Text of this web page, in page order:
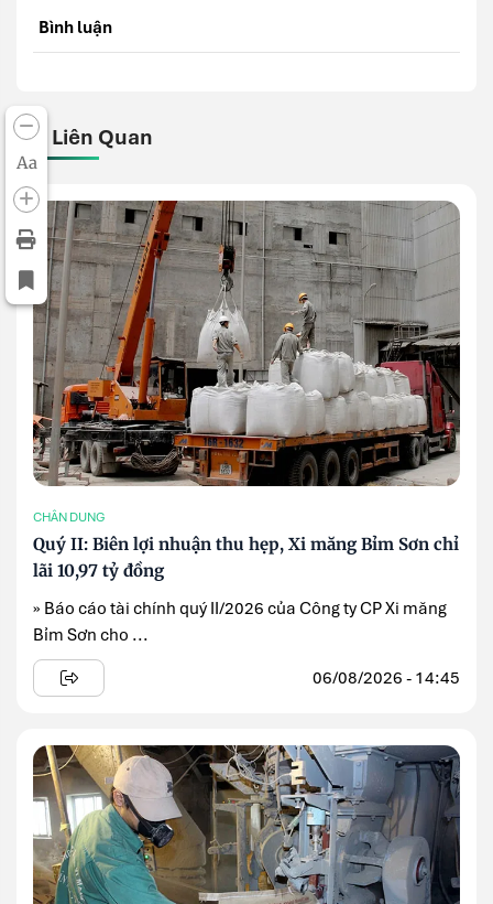
Aa
Bình luận
Bài Liên Quan
CHÂN DUNG
Quý II: Biên lợi nhuận thu hẹp, Xi măng Bỉm Sơn chỉ
lãi 10,97 tỷ đồng
» Báo cáo tài chính quý II/2026 của Công ty CP Xi măng
Bỉm Sơn cho ...
06/08/2026 - 14:45